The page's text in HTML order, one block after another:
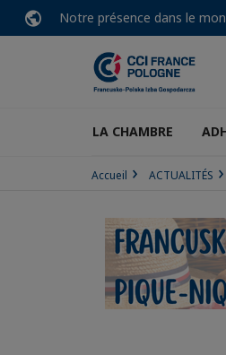
Notre présence dans le
LA CHAMBRE
Accueil ACTUALITÉS